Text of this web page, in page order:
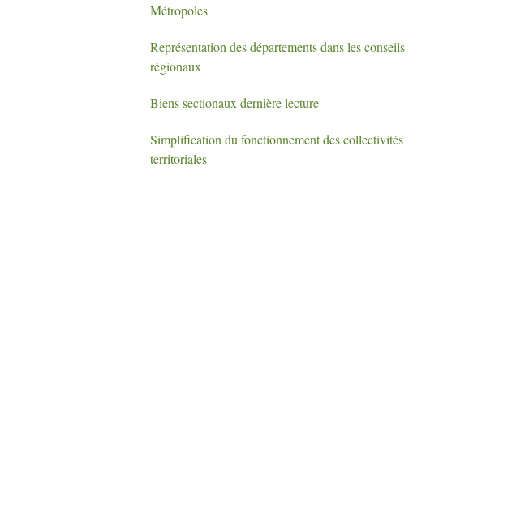
Métropoles
Représentation des départements dans les conseils
régionaux
Biens sectionaux dernière lecture
Simplification du fonctionnement des collectivités
territoriales